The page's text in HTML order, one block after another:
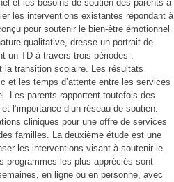
et les besoins de soutien des parents à
les interventions existantes répondant à
pour soutenir le bien-être émotionnel
qualitative, dresse un portrait de
un TD à travers trois périodes :
la transition scolaire. Les résultats
et les temps d’attente entre les services
Les parents rapportent toutefois des
l’importance d’un réseau de soutien.
cliniques pour une offre de services
familles. La deuxième étude est une
les interventions visant à soutenir le
programmes les plus appréciés sont
en ligne ou en personne, avec